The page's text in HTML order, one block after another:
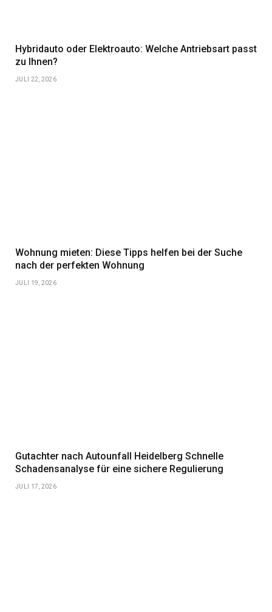
Hybridauto oder Elektroauto: Welche Antriebsart passt
zu Ihnen?
JULI 22, 2026
Wohnung mieten: Diese Tipps helfen bei der Suche
nach der perfekten Wohnung
JULI 19, 2026
Gutachter nach Autounfall Heidelberg Schnelle
Schadensanalyse für eine sichere Regulierung
JULI 17, 2026